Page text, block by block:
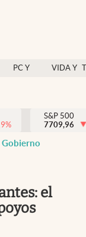
PC Y
VIDA Y
México
%
S&P 500
7709,96
Gobierno
el